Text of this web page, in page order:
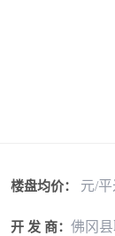
楼盘均价： 元/平
开 发 商： 佛冈